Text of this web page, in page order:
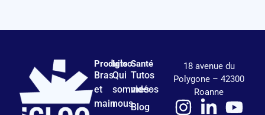
Produits
Bras
et
main
Igloo
Qui
sommes-
nous
Santé
Tutos
vidéos
Blog
18 avenue du
Polygone – 42300
Roanne